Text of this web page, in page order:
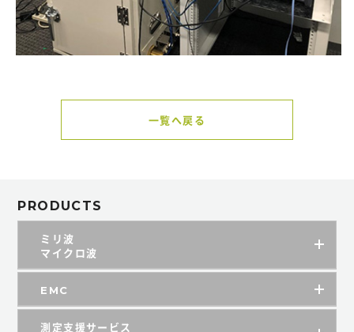
一覧へ戻る
PRODUCTS
ミリ波
マイクロ波
EMC
測定支援サービス